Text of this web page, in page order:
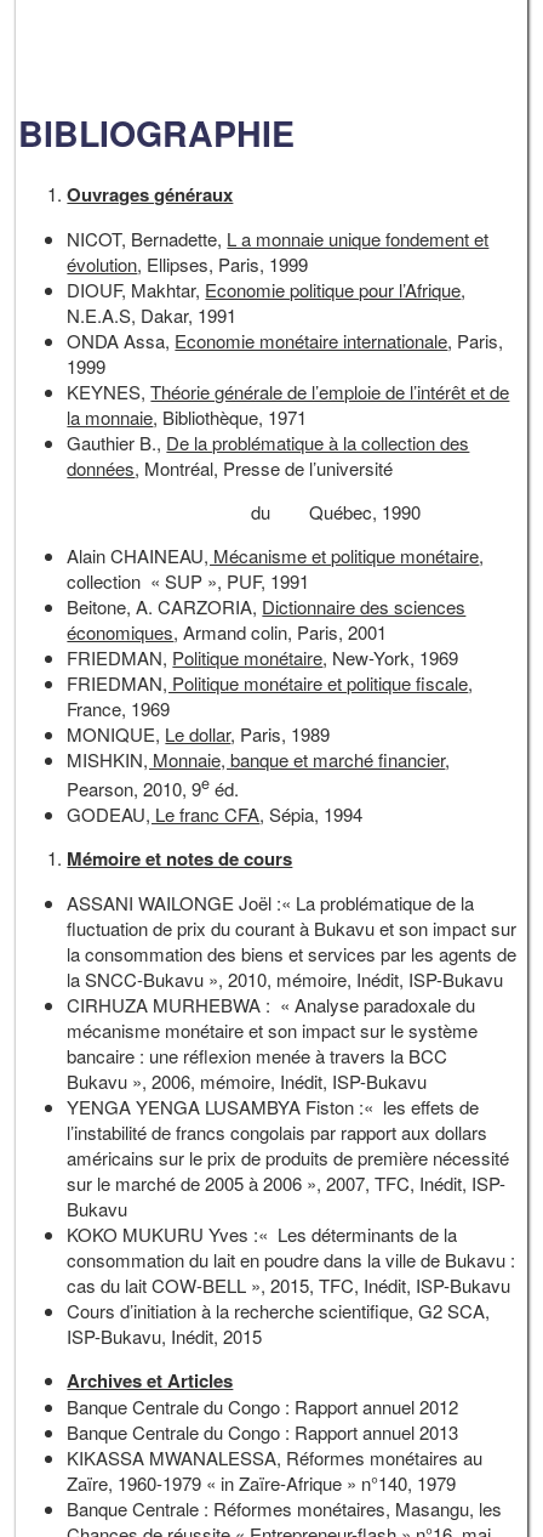
BIBLIOGRAPHIE
Ouvrages généraux
NICOT, Bernadette, L a monnaie unique fondement et
évolution, Ellipses, Paris, 1999
DIOUF, Makhtar, Economie politique pour l’Afrique,
N.E.A.S, Dakar, 1991
ONDA Assa, Economie monétaire internationale, Paris,
1999
KEYNES,Théorie générale de l’emploie de l’intérêt et de
la monnaie, Bibliothèque, 1971
Gauthier B., De la problématique à la collection des
données, Montréal, Presse de l’université
du Québec, 1990
Alain CHAINEAU, Mécanisme et politique monétaire,
collection « SUP », PUF, 1991
Beitone, A. CARZORIA, Dictionnaire des sciences
économiques, Armand colin, Paris, 2001
FRIEDMAN, Politique monétaire, New-York, 1969
FRIEDMAN, Politique monétaire et politique fiscale,
France, 1969
MONIQUE, Le dollar, Paris, 1989
MISHKIN, Monnaie, banque et marché financier,
Pearson, 2010, 9e éd.
GODEAU, Le franc CFA, Sépia, 1994
Mémoire et notes de cours
ASSANI WAILONGE Joël :« La problématique de la
fluctuation de prix du courant à Bukavu et son impact sur
la consommation des biens et services par les agents de
la SNCC-Bukavu », 2010, mémoire, Inédit, ISP-Bukavu
CIRHUZA MURHEBWA : « Analyse paradoxale du
mécanisme monétaire et son impact sur le système
bancaire : une réflexion menée à travers la BCC
Bukavu », 2006, mémoire, Inédit, ISP-Bukavu
YENGA YENGA LUSAMBYA Fiston :« les effets de
l’instabilité de francs congolais par rapport aux dollars
américains sur le prix de produits de première nécessité
sur le marché de 2005 à 2006 », 2007, TFC, Inédit, ISP-
Bukavu
KOKO MUKURU Yves :« Les déterminants de la
consommation du lait en poudre dans la ville de Bukavu :
cas du lait COW-BELL », 2015, TFC, Inédit, ISP-Bukavu
Cours d’initiation à la recherche scientifique, G2 SCA,
ISP-Bukavu, Inédit, 2015
Archives et Articles
Banque Centrale du Congo : Rapport annuel 2012
Banque Centrale du Congo : Rapport annuel 2013
KIKASSA MWANALESSA, Réformes monétaires au
Zaïre, 1960-1979 « in Zaïre-Afrique » n°140, 1979
Banque Centrale : Réformes monétaires, Masangu, les